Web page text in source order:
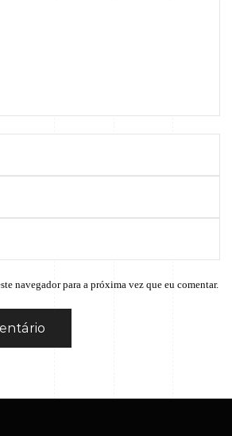
navegador para a próxima vez que eu comentar.